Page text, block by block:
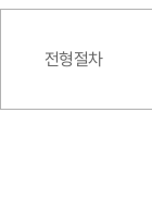
전형절차